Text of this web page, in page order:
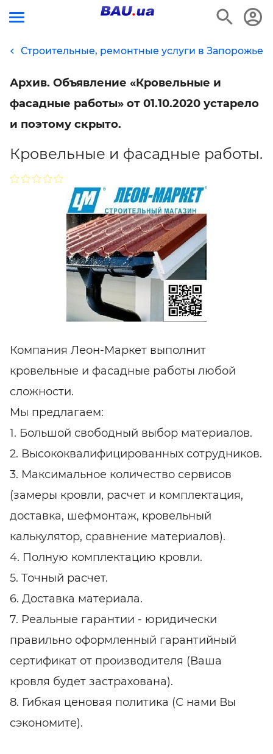
Строительные, ремонтные услуги в Запорожье
Архив. Объявление «Кровельные и
фасадные работы» от 01.10.2020 устарело
и поэтому скрыто.
Кровельные и фасадные работы.
Компания Леон-Маркет выполнит
кровельные и фасадные работы любой
сложности.
Мы предлагаем:
1. Большой свободный выбор материалов.
2. Высококвалифицированных сотрудников.
3. Максимальное количество сервисов
(замеры кровли, расчет и комплектация,
доставка, шефмонтаж, кровельный
калькулятор, сравнение материалов).
4. Полную комплектацию кровли.
5. Точный расчет.
6. Доставка материала.
7. Реальные гарантии - юридически
правильно оформленный гарантийный
сертификат от производителя (Ваша
кровля будет застрахована).
8. Гибкая ценовая политика (С нами Вы
сэкономите).